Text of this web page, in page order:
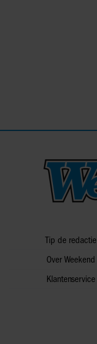
Tip de redactie
Over Weekend
Klantenservice